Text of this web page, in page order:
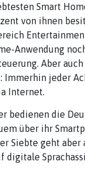
Smart
von ihnen
Anwendung
Aber
Immerhin jeder
Internet.
bedienen die
über ihr
Siebte geht aber
digitale